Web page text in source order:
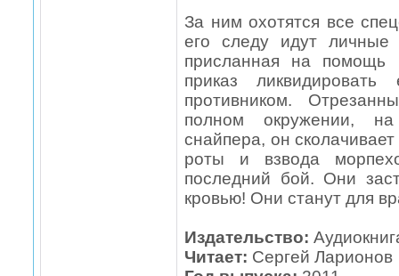
За ним охотятся все
его следу идут личные
присланная на помощь
приказ
противником.
полном окружении,
снайпера, он
роты и взвода
последний бой. Они
кровью! Они станут для
Издательство:
Читает: Сергей Ларионов